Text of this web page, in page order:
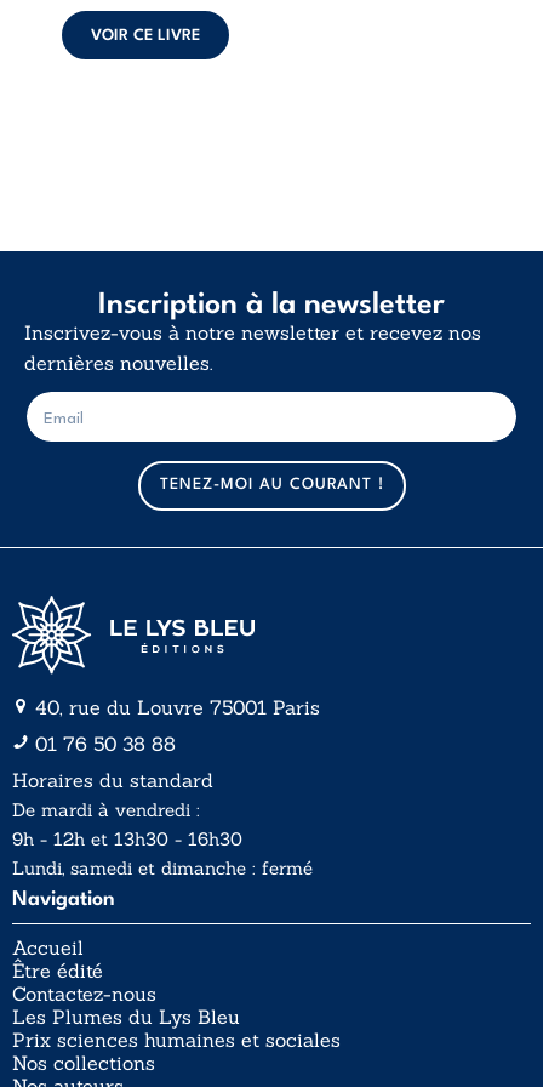
poids des non-dits
et la ...
VOIR CE LIVRE
Inscription à la newsletter
Inscrivez-vous à notre newsletter et recevez nos
dernières nouvelles.
m
a
i
l
E
-
m
TENEZ-MOI AU COURANT !
40, rue du Louvre 75001 Paris
01 76 50 38 88
Horaires du standard
De mardi à vendredi :
9h - 12h et 13h30 - 16h30
Lundi, samedi et dimanche : fermé
Navigation
Accueil
Être édité
Contactez-nous
Les Plumes du Lys Bleu
Prix sciences humaines et sociales
Nos collections